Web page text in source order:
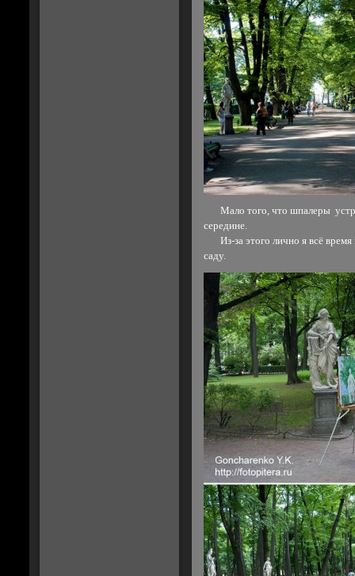
Мало того, что шпалеры
середине.
Из-за этого лично я всё время
саду.